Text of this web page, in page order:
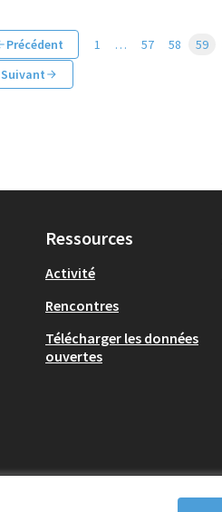
Précédent 1 … 57 58 59
Suivant
Ressources
Activité
Rencontres
Télécharger les données
ouvertes